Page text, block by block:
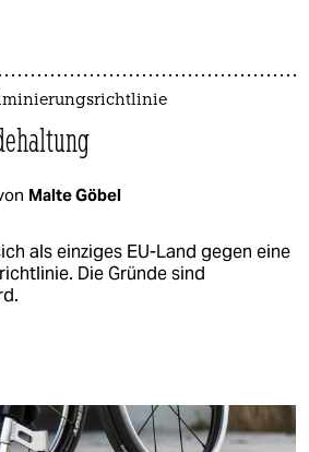
Malte Göbel
als einziges EU-Land gegen eine
Die Gründe sind